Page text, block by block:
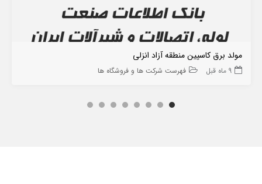
مولد برق کاسپین منطقه آزاد انزلی
9 ماه قبل فهرست شرکت ها و فروشگاه ها